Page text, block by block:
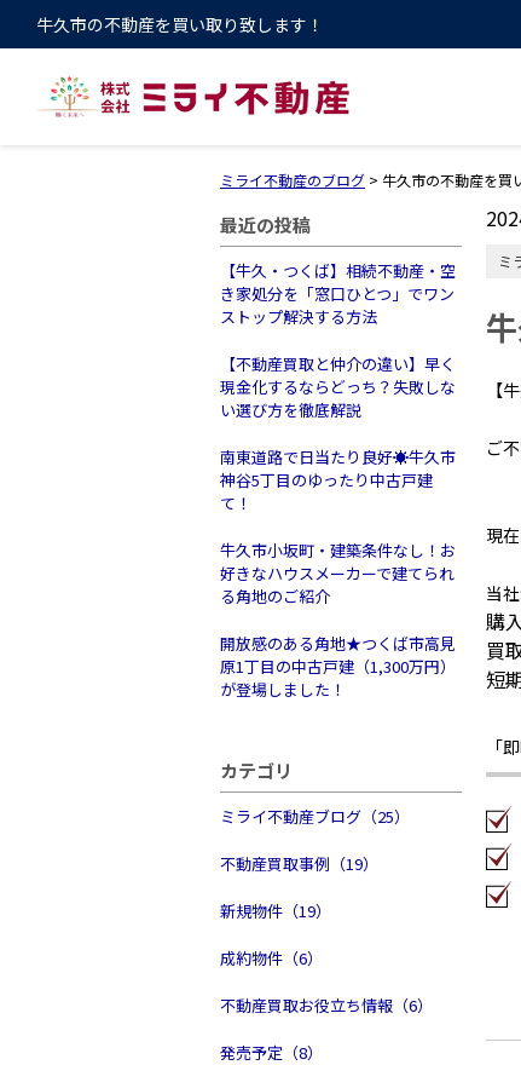
牛久市の不動産を買い取り致します！
ミライ不動産のブログ > 牛久市の不動産を買
最近の投稿
【牛久・つくば】相続不動産・空
き家処分を「窓口ひとつ」でワン
ストップ解決する方法
【不動産買取と仲介の違い】早く
現金化するならどっち？失敗しな
い選び方を徹底解説
南東道路で日当たり良好☀️牛久市
神谷5丁目のゆったり中古戸建
て！
牛久市小坂町・建築条件なし！お
好きなハウスメーカーで建てられ
る角地のご紹介
開放感のある角地★つくば市高見
原1丁目の中古戸建（1,300万円）
が登場しました！
カテゴリ
ミライ不動産ブログ（25）
不動産買取事例（19）
新規物件（19）
成約物件（6）
不動産買取お役立ち情報（6）
発売予定（8）
ミ
【
ご
現
当
購
買
短
「